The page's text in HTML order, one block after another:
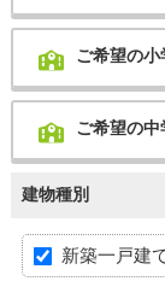
ご希望の
ご希望の
建物種別
新築一戸建